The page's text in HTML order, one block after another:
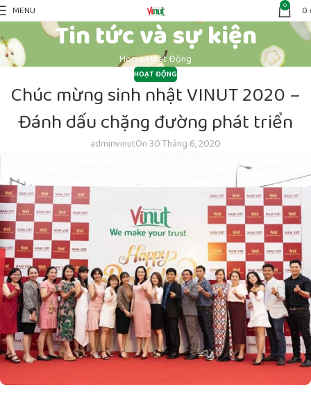
MENU 0 0
Tin tức và sự kiện
HomeHoạt Động
HOẠT ĐỘNG
Chúc mừng sinh nhật VINUT 2020 –
Đánh dấu chặng đường phát triển
adminvinutOn 30 Tháng 6, 2020